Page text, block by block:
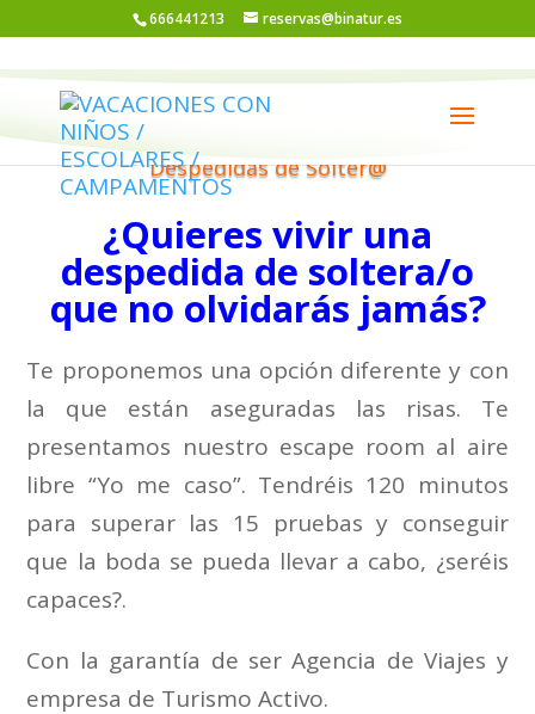
666441213 reservas@binatur.es
Despedidas de Solter@
¿Quieres vivir una
despedida de soltera/o
que no olvidarás jamás?
Te proponemos una opción diferente y con
la que están aseguradas las risas. Te
presentamos nuestro escape room al aire
libre “Yo me caso”. Tendréis 120 minutos
para superar las 15 pruebas y conseguir
que la boda se pueda llevar a cabo, ¿seréis
capaces?.
Con la garantía de ser Agencia de Viajes y
empresa de Turismo Activo.